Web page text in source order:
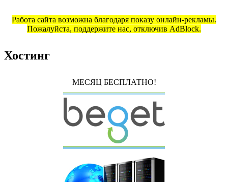
Работа сайта возможна благодаря показу онлайн-рекламы.
Пожалуйста, поддержите нас, отключив AdBlock.
Хостинг
МЕСЯЦ БЕСПЛАТНО!